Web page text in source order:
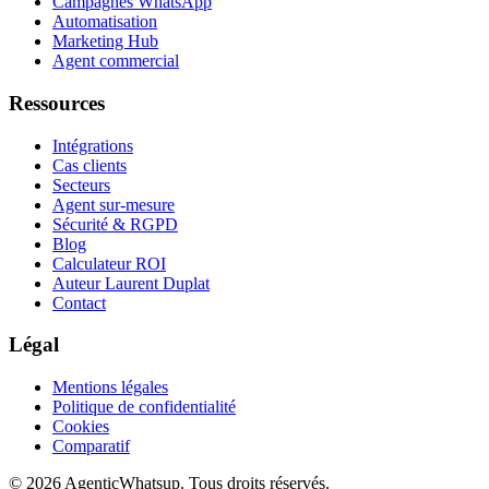
Automatisation
Marketing Hub
Agent commercial
Ressources
Intégrations
Cas clients
Secteurs
Agent sur-mesure
Sécurité & RGPD
Blog
Calculateur ROI
Auteur Laurent Duplat
Contact
Légal
Mentions légales
Politique de confidentialité
Cookies
Comparatif
© 2026 AgenticWhatsup. Tous droits réservés.